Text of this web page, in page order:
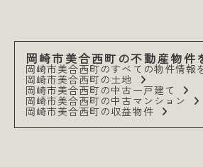
岡崎市美合西町の不動産物件
岡崎市美合西町のすべての物件情報
岡崎市美合西町の土地
岡崎市美合西町の中古一戸建て
岡崎市美合西町の中古マンション
岡崎市美合西町の収益物件